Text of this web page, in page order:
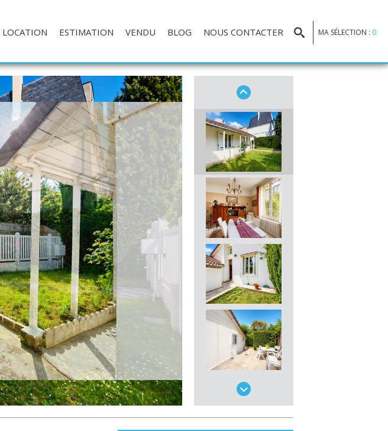
LOCATION ESTIMATION VENDU BLOG NOUS CONTACTER MA SÉLECTION : 0